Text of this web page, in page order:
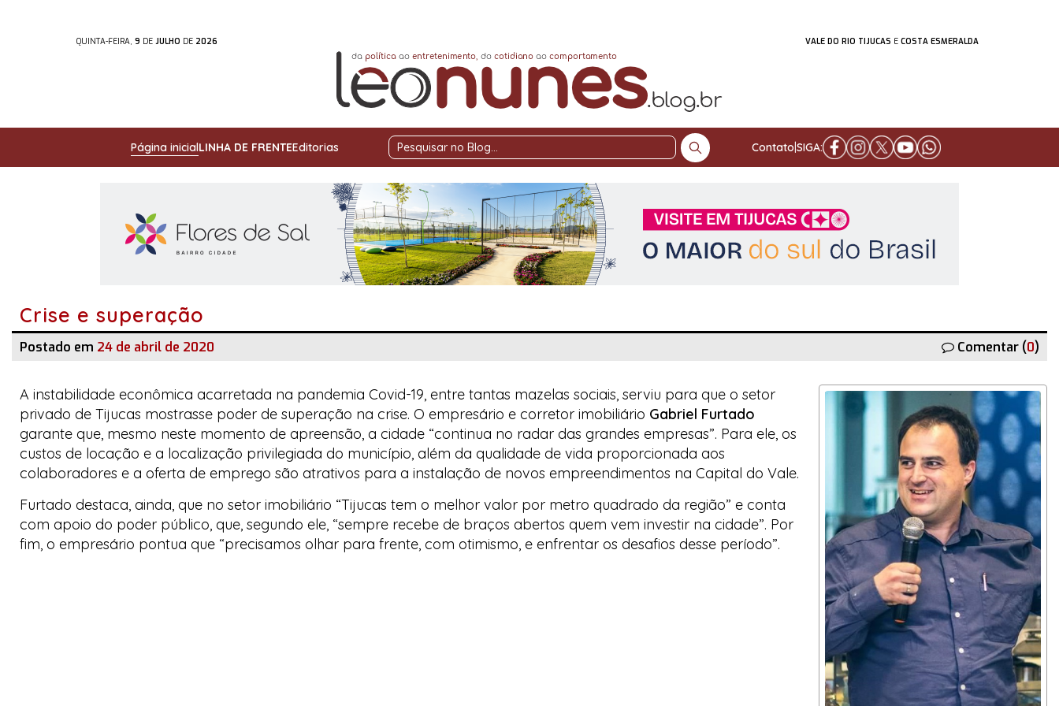
QUINTA-FEIRA, 9 DE JULHO DE 2026 VALE DO RIO TIJUCAS E COSTA ESMERALDA
Página inicialLINHA DE FRENTEEditorias
Pesquisar
Blog
Contato SIGA:
Crise e superação
Postado em 24 de abril de 2020 Comentar (0)
A instabilidade econômica acarretada na pandemia Covid-19, entre tantas mazelas sociais, serviu para que o setor
privado de Tijucas mostrasse poder de superação na crise. O empresário e corretor imobiliário Gabriel Furtado
garante que, mesmo neste momento de apreensão, a cidade “continua no radar das grandes empresas”. Para ele, os
custos de locação e a localização privilegiada do município, além da qualidade de vida proporcionada aos
colaboradores e a oferta de emprego são atrativos para a instalação de novos empreendimentos na Capital do Vale.
Furtado destaca, ainda, que no setor imobiliário “Tijucas tem o melhor valor por metro quadrado da região” e conta
com apoio do poder público, que, segundo ele, “sempre recebe de braços abertos quem vem investir na cidade”. Por
fim, o empresário pontua que “precisamos olhar para frente, com otimismo, e enfrentar os desafios desse período”.